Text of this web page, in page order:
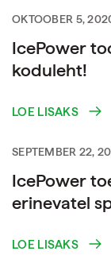
OKTOOBER 5,
IcePower
koduleht!
LOE LISAKS
SEPTEMBER 22,
IcePower
erinevatel
LOE LISAKS